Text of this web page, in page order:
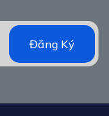
Đăng Ký